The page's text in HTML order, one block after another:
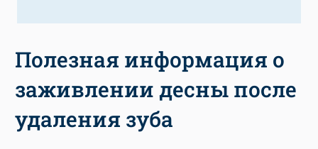
Полезная информация о
заживлении десны после
удаления зуба